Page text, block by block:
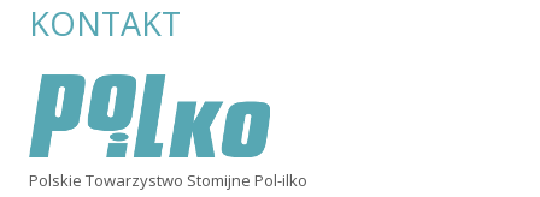
KONTAKT
Polskie Towarzystwo Stomijne Pol-ilko